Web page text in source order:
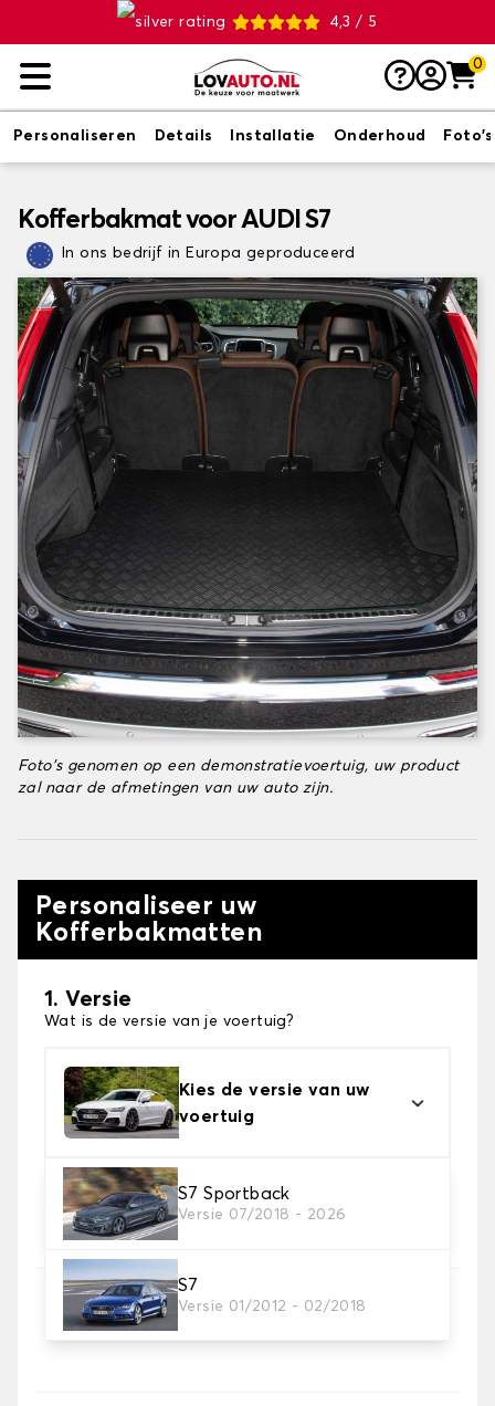
4,3 / 5
0
Personaliseren Details Installatie Onderhoud Foto's
Kofferbakmat voor AUDI S7
In ons bedrijf in Europa geproduceerd
Foto's genomen op een demonstratievoertuig, uw product
zal naar de afmetingen van uw auto zijn.
Personaliseer uw
Kofferbakmatten
1. Versie
Wat is de versie van je voertuig?
Kies de versie van uw
voertuig
S7 Sportback
Versie 07/2018 - 2026
S7
Versie 01/2012 - 02/2018
2. Materiaal
Kies het materiaal van uw kofferbakmat
3. Tapijt kleuren
Kies de kleur van je tapijt kofferruimte.